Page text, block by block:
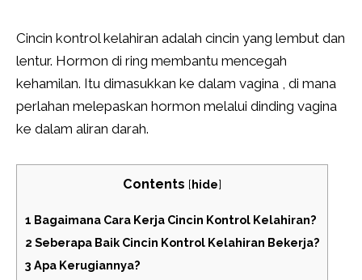
Cincin kontrol kelahiran adalah cincin yang lembut dan
lentur. Hormon di ring membantu mencegah
kehamilan. Itu dimasukkan ke dalam vagina , di mana
perlahan melepaskan hormon melalui dinding vagina
ke dalam aliran darah.
Contents [hide]
1 Bagaimana Cara Kerja Cincin Kontrol Kelahiran?
2 Seberapa Baik Cincin Kontrol Kelahiran Bekerja?
3 Apa Kerugiannya?